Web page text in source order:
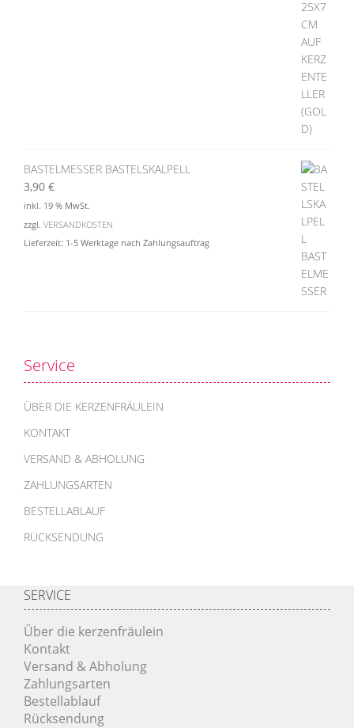
BASTELMESSER BASTELSKALPELL
3,90 €
inkl. 19 % MwSt.
zzgl. VERSANDKOSTEN
Lieferzeit: 1-5 Werktage nach Zahlungsauftrag
Service
ÜBER DIE KERZENFRÄULEIN
KONTAKT
VERSAND & ABHOLUNG
ZAHLUNGSARTEN
BESTELLABLAUF
RÜCKSENDUNG
SERVICE
Über die kerzenfräulein
Kontakt
Versand & Abholung
Zahlungsarten
Bestellablauf
Rücksendung